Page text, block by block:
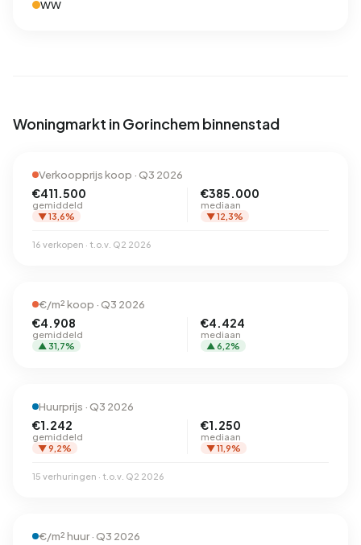
WW
Woningmarkt in Gorinchem binnenstad
Verkoopprijs koop · Q3 2026
€411.500
gemiddeld
▼ 13,6%
€385.000
mediaan
▼ 12,3%
16 verkopen · t.o.v. Q2 2026
€/m² koop · Q3 2026
€4.908
gemiddeld
▲ 31,7%
€4.424
mediaan
▲ 6,2%
Huurprijs · Q3 2026
€1.242
gemiddeld
▼ 9,2%
€1.250
mediaan
▼ 11,9%
15 verhuringen · t.o.v. Q2 2026
€/m² huur · Q3 2026